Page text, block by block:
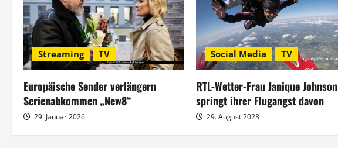
a
g
s
n
a
v
Streaming TV
Europäische Sender verlängern
Serienabkommen „New8“
29. Januar 2026
Social Media TV
RTL-Wetter-Frau Janique Johnson
springt ihrer Flugangst davon
29. August 2023